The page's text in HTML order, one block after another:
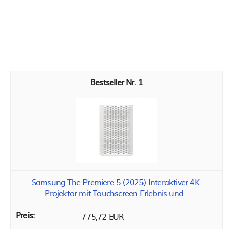
1
Samsung The Premiere 5 (2025) Interaktiver 4K-
Projektor mit Touchscreen-Erlebnis und...
775,72 EUR